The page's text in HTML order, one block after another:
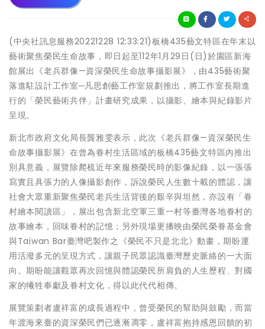
(中央社訊息服務20221228 12:33:21)板橋435藝文特區在年末以
藝術聚焦榮民生命故事，即日起至112年1月29日(日)於園區新海
館展出《老兵群像—資深榮民生命故事攝影展》，由435藝術聚
落進駐設計工作室─凡思創藝工作室規劃推出，將工作室長期進
行的「榮民藝術共伴」計畫研究成果，以攝影、繪本與紀錄影片
呈現。
新北市政府文化局長龔雅雯表示，此次《老兵群像—資深榮民生
命故事攝影展》在曾為眷村生活區域的板橋435藝文特區內推出
別具意義，展覽除爬梳近年來服務榮民時的影像紀錄，以一張張
寫實且具張力的人像攝影創作，訴說榮民人生數十載的體認，讓
社會大眾重新聚焦榮民老兵生活背後的艱辛與坦然，亦設有「眷
村繪本閱讀區」，展出包含新北空軍三重一村等臺灣各地眷村的
故事繪本，回味眷村的記憶；另外現場更播映由榮民榮眷基金會
與Taiwan Bar臺灣吧製作之《榮民不只是北北》動畫，期盼運
用活潑多元的呈現方式，讓親子民眾認識臺灣歷史脈絡的一大面
向。期盼能讓觀眾再次回憶與體認榮民所肩負的人生歷程、對國
家的犧牲奉獻及眷村文化，得以此代代相傳。
展覽策劃者盧祥富的成長過程中，曾受榮民的幫助與鼓勵，而當
年渡海來臺的資深榮民們已逐漸凋零，盧祥富抱持感恩回饋的初